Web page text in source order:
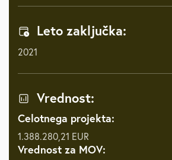
Leto zaključka:
2021
Vrednost:
Celotnega projekta:
1.388.280,21 EUR
Vrednost za MOV: